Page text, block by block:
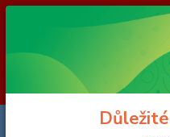
Vážení zákazníci, v termínu
důvodu čerpání dovolené
provoz e-shopu
uhrazené do čtvrtka 6. 8. 2026
Objednávky přijaté, nebo
2026 budou postupně
pochopení